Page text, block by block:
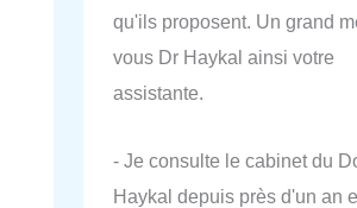
qu'ils proposent. Un grand
vous Dr Haykal ainsi votre
assistante.
- Je consulte le cabinet du
Haykal depuis près d'un an